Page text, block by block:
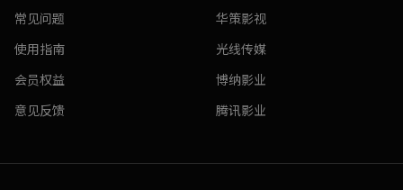
常见问题
使用指南
会员权益
意见反馈
华策影视
光线传媒
博纳影业
腾讯影业